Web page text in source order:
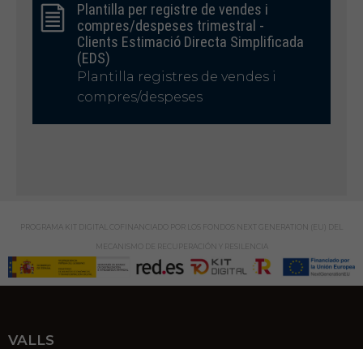
Plantilla per registre de vendes i
compres/despeses trimestral -
Clients Estimació Directa Simplificada
(EDS)
Plantilla registres de vendes i
compres/despeses
PROGRAMA KIT DIGITAL COFINANCIADO POR LOS FONDOS NEXT GENERATION (EU) DEL
MECANISMO DE RECUPERACIÓN Y RESILENCIA
VALLS